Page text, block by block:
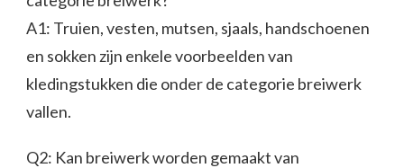
A1: Truien, vesten, mutsen, sjaals, handschoenen
en sokken zijn enkele voorbeelden van
kledingstukken die onder de categorie breiwerk
vallen.
Q2: Kan breiwerk worden gemaakt van